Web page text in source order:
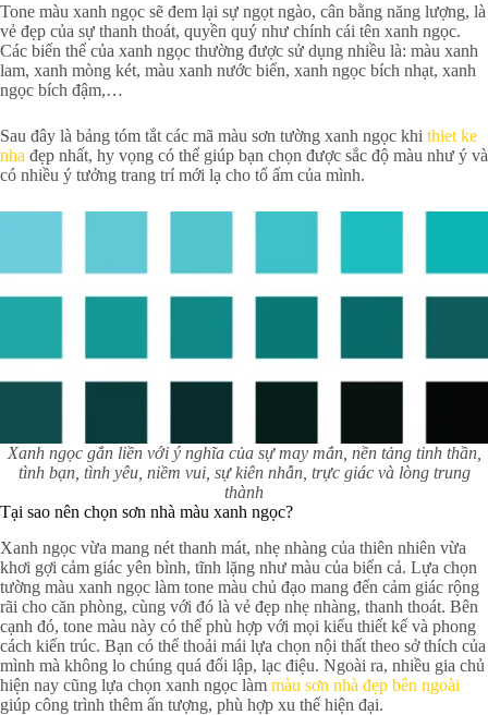
Tone màu xanh ngọc sẽ đem lại sự ngọt ngào, cân bằng năng lượng, là
vẻ đẹp của sự thanh thoát, quyền quý như chính cái tên xanh ngọc.
Các biến thể của xanh ngọc thường được sử dụng nhiều là: màu xanh
lam, xanh mòng két, màu xanh nước biển, xanh ngọc bích nhạt, xanh
ngọc bích đậm,…
Sau đây là bảng tóm tắt các mã màu sơn tường xanh ngọc khi thiet ke
nha đẹp nhất, hy vọng có thể giúp bạn chọn được sắc độ màu như ý và
có nhiều ý tưởng trang trí mới lạ cho tổ ấm của mình.
Xanh ngọc gắn liền với ý nghĩa của sự may mắn, nền tảng tinh thần,
tình bạn, tình yêu, niềm vui, sự kiên nhẫn, trực giác và lòng trung
thành
Tại sao nên chọn sơn nhà màu xanh ngọc?
Xanh ngọc vừa mang nét thanh mát, nhẹ nhàng của thiên nhiên vừa
khơi gợi cảm giác yên bình, tĩnh lặng như màu của biển cả. Lựa chọn
tường màu xanh ngọc làm tone màu chủ đạo mang đến cảm giác rộng
rãi cho căn phòng, cùng với đó là vẻ đẹp nhẹ nhàng, thanh thoát. Bên
cạnh đó, tone màu này có thể phù hợp với mọi kiểu thiết kế và phong
cách kiến trúc. Bạn có thể thoải mái lựa chọn nội thất theo sở thích của
mình mà không lo chúng quá đối lập, lạc điệu. Ngoài ra, nhiều gia chủ
hiện nay cũng lựa chọn xanh ngọc làm màu sơn nhà đẹp bên ngoài
giúp công trình thêm ấn tượng, phù hợp xu thế hiện đại.